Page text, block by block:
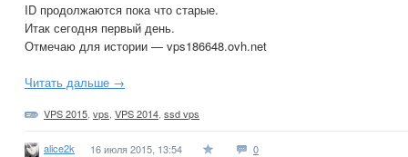
ID продолжаются пока что старые.
Итак сегодня первый день.
Отмечаю для истории — vps186648.ovh.net
Читать дальше →
VPS 2015, vps, VPS 2014, ssd vps
alice2k 16 июля 2015, 13:54 0